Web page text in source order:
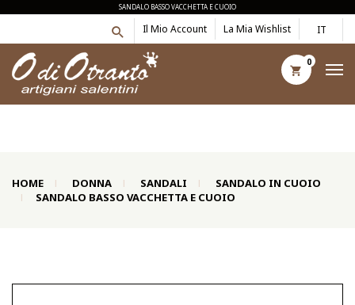
SANDALO BASSO VACCHETTA E CUOIO
IT
Il Mio Account La Mia Wishlist
0
HOME DONNA SANDALI
SANDALO IN CUOIO
SANDALO BASSO VACCHETTA E CUOIO